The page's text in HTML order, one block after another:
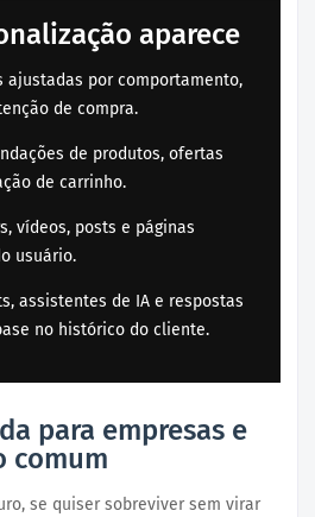
aparece
ajustadas por comportamento,
de compra.
de produtos, ofertas
de carrinho.
vídeos, posts e páginas
usuário.
assistentes de IA e respostas
no histórico do cliente.
para empresas e
comum
se quiser sobreviver sem virar